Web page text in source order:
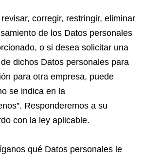
corregir, restringir, eliminar
de los Datos personales
o si desea solicitar una
dichos Datos personales para
para otra empresa, puede
se indica en la
Responderemos a su
con la ley aplicable.
qué Datos personales le